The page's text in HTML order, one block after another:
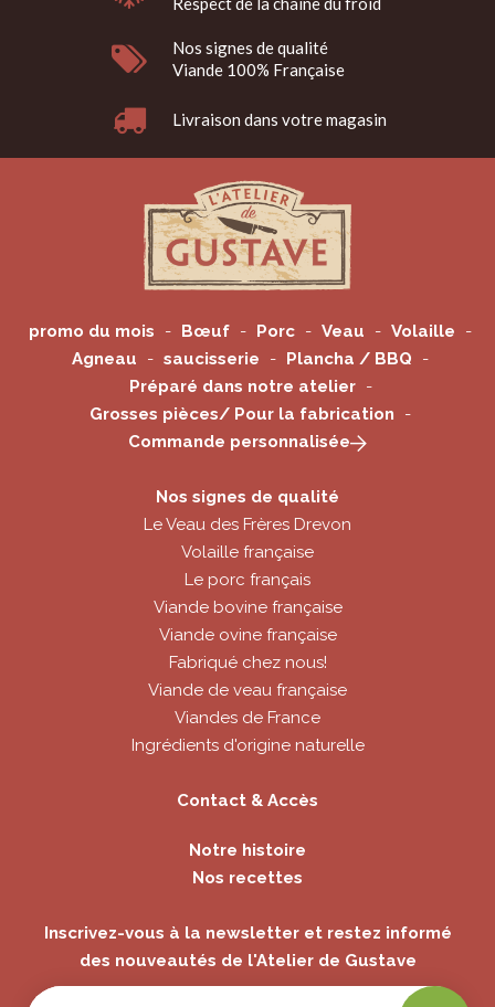
Nos signes de qualité
Viande 100% Française
Livraison dans votre magasin
promo du mois Bœuf Porc Veau
Volaille
Agneau
saucisserie
Plancha / BBQ
Préparé dans notre atelier
Grosses pièces/ Pour la fabrication
Commande personnalisée
Nos signes de qualité
Le Veau des Frères Drevon
Volaille française
Le porc français
Viande bovine française
Viande ovine française
Fabriqué chez nous!
Viande de veau française
Viandes de France
Ingrédients d'origine naturelle
Contact & Accès
Notre histoire
Nos recettes
Inscrivez-vous à la newsletter et restez informé
des nouveautés de l'Atelier de Gustave